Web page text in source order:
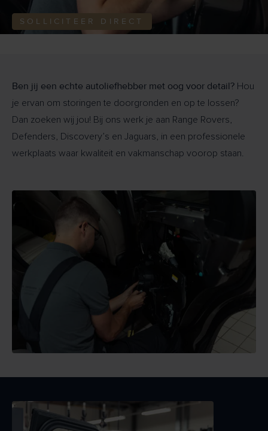
SOLLICITEER DIRECT
Ben jij een echte autoliefhebber met oog voor detail? Hou
je ervan om storingen te doorgronden en op te lossen?
Dan zoeken wij jou! Bij ons werk je aan Range Rovers,
Defenders, Discovery’s en Jaguars, in een professionele
werkplaats waar kwaliteit en vakmanschap voorop staan.